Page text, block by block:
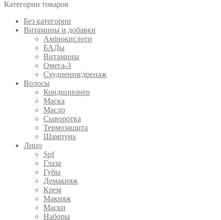
Категории товаров
Без категории
Витамины и добавки
Амінокислоти
БАДы
Витамины
Омега-3
Схуднення/дренаж
Волосы
Кондиционер
Маска
Масло
Сыворотка
Термозащита
Шампунь
Лицо
Spf
Глаза
Губы
Демакияж
Крем
Макияж
Маски
Наборы